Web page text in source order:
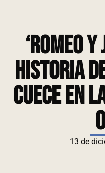
‘Romeo
historia
cuece en
13 de